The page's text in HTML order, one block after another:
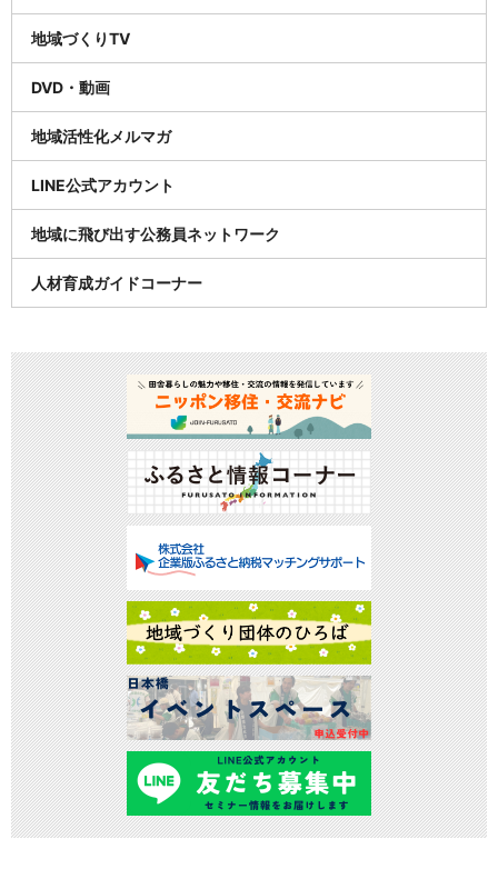
地域づくりTV
DVD・動画
地域活性化メルマガ
LINE公式アカウント
地域に飛び出す公務員ネットワーク
人材育成ガイドコーナー